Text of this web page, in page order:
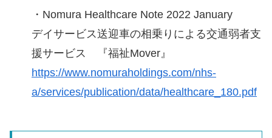
・Nomura Healthcare Note 2022 January
デイサービス送迎車の相乗りによる交通弱者支
援サービス 『福祉Mover』
https://www.nomuraholdings.com/nhs-
a/services/publication/data/healthcare_180.pdf